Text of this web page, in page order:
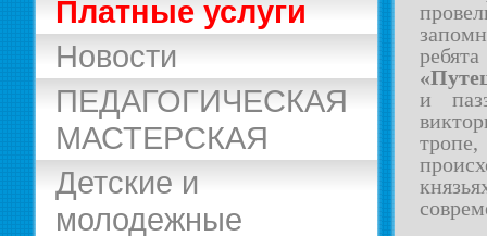
Платные услуги
Новости
ПЕДАГОГИЧЕСКАЯ
МАСТЕРСКАЯ
Детские и
молодежные
и